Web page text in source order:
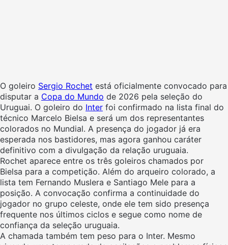
O goleiro Sergio Rochet está oficialmente convocado para
disputar a Copa do Mundo de 2026 pela seleção do
Uruguai. O goleiro do Inter foi confirmado na lista final do
técnico Marcelo Bielsa e será um dos representantes
colorados no Mundial. A presença do jogador já era
esperada nos bastidores, mas agora ganhou caráter
definitivo com a divulgação da relação uruguaia.
Rochet aparece entre os três goleiros chamados por
Bielsa para a competição. Além do arqueiro colorado, a
lista tem Fernando Muslera e Santiago Mele para a
posição. A convocação confirma a continuidade do
jogador no grupo celeste, onde ele tem sido presença
frequente nos últimos ciclos e segue como nome de
confiança da seleção uruguaia.
A chamada também tem peso para o Inter. Mesmo